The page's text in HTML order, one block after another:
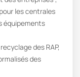
les centrales
équipements
des RAP,
des